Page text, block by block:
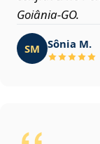
Goiânia‑GO.
SM Sônia M.